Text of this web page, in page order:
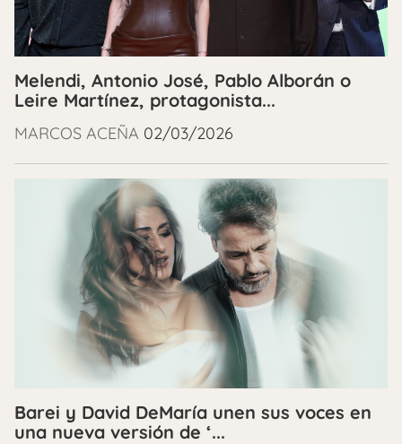
Melendi, Antonio José, Pablo Alborán o
Leire Martínez, protagonista...
MARCOS ACEÑA 02/03/2026
Barei y David DeMaría unen sus voces en
una nueva versión de ‘...